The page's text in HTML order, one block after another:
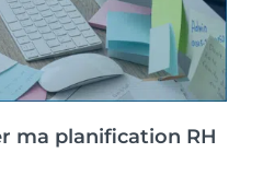
ma planification RH